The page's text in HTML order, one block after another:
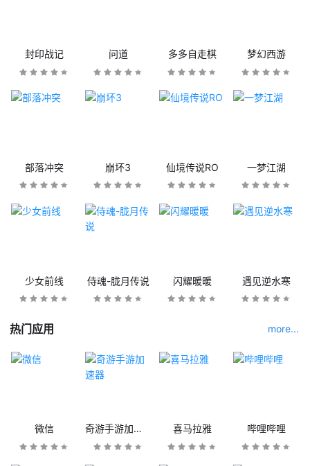
封印战记 问道 多多自走棋 梦幻西游
部落冲突 崩坏3 仙境传说RO 一梦江湖
少女前线 侍魂-胧月传说 闪耀暖暖 遇见逆水寒
热门应用 more...
微信 奇游手游加速器 喜马拉雅 哔哩哔哩